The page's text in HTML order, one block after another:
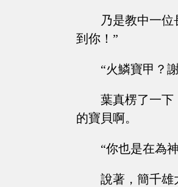
乃是教中一
到你！”
“火鱗寶甲？
葉真楞了一下
的寶貝啊。
“你也是在為
說著，簡千雄